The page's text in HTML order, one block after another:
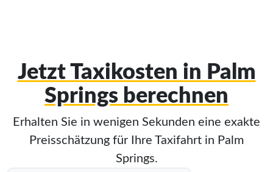
Jetzt Taxikosten in Palm
Springs berechnen
Erhalten Sie in wenigen Sekunden eine exakte
Preisschätzung für Ihre Taxifahrt in Palm
Springs.